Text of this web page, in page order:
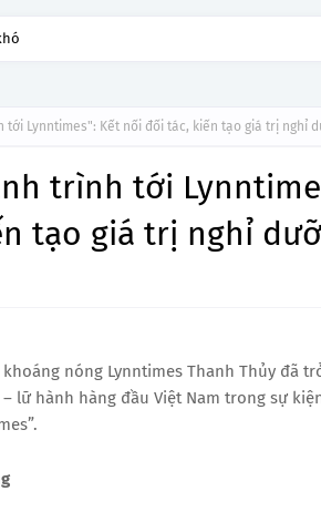
tới Lynntimes": Kết nối đối tác, kiến tạo giá trị nghỉ
trình tới
tạo giá trị nghỉ
nóng Lynntimes Thanh Thủy đã
lữ hành hàng đầu Việt Nam trong sự